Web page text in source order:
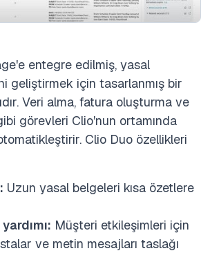
entegre edilmiş, yasal
geliştirmek için tasarlanmış bir
Veri alma, fatura oluşturma ve
görevleri Clio'nun ortamında
Clio Duo özellikleri
Uzun yasal belgeleri kısa özetlere
Müşteri etkileşimleri için
ve metin mesajları taslağı